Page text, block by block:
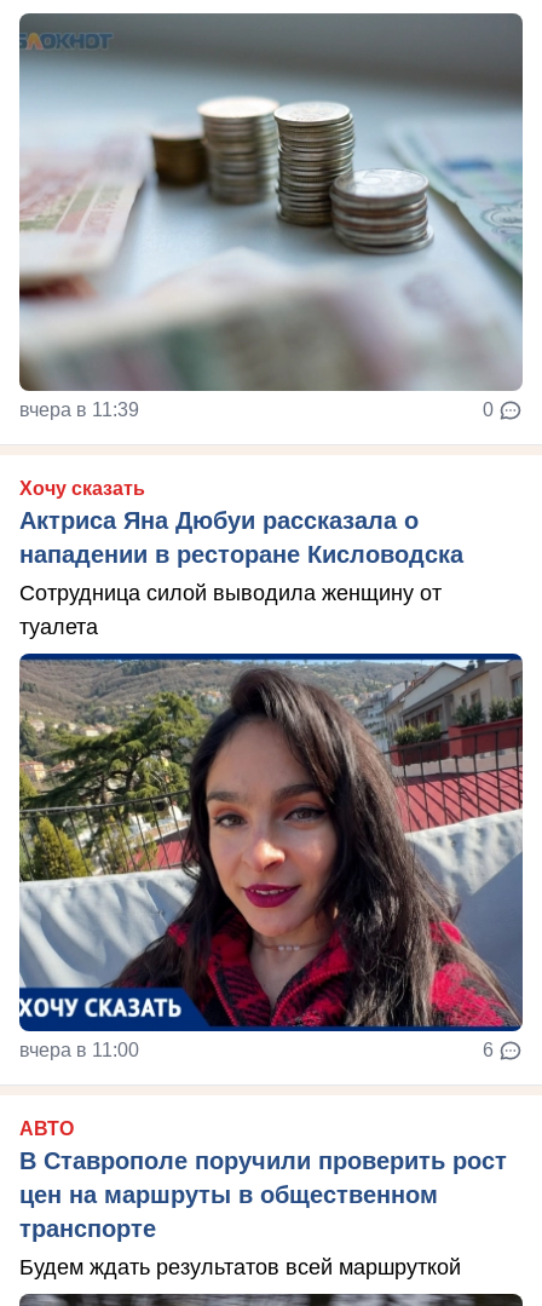
вчера в 11:39 0
Хочу сказать
Актриса Яна Дюбуи рассказала о
нападении в ресторане Кисловодска
Сотрудница силой выводила женщину от
туалета
вчера в 11:00 6
АВТО
В Ставрополе поручили проверить рост
цен на маршруты в общественном
транспорте
Будем ждать результатов всей маршруткой